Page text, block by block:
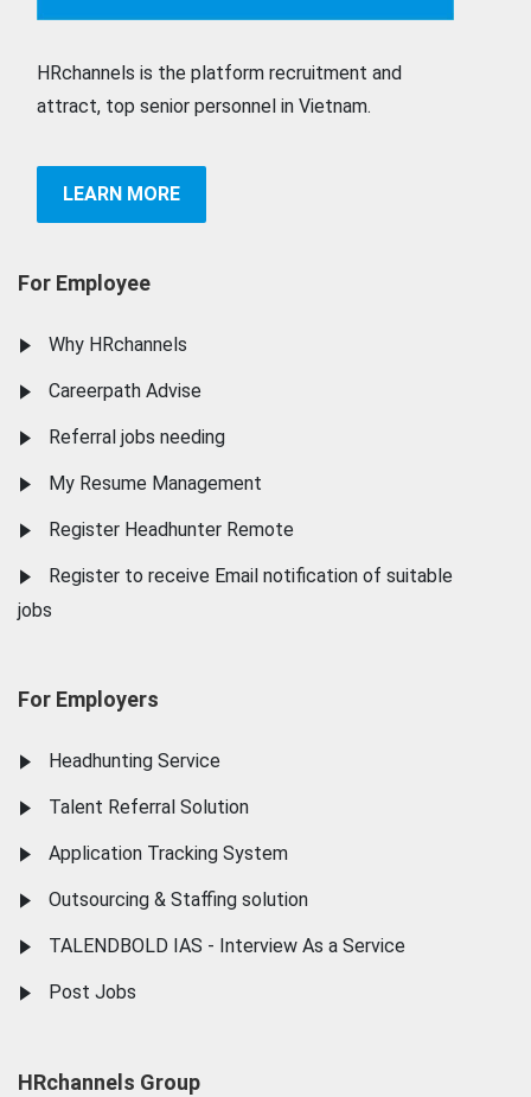
HRchannels is the platform recruitment and
attract, top senior personnel in Vietnam.
LEARN MORE
For Employee
Why HRchannels
Careerpath Advise
Referral jobs needing
My Resume Management
Register Headhunter Remote
Register to receive Email notification of suitable
jobs
For Employers
Headhunting Service
Talent Referral Solution
Application Tracking System
Outsourcing & Staffing solution
TALENDBOLD IAS - Interview As a Service
Post Jobs
HRchannels Group